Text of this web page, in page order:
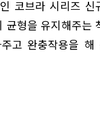
코브라 시리즈
균형을 유지해주는
고 완충작용을